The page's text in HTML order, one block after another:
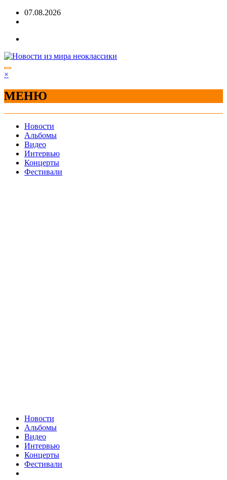
Перейти07.08.2026
×
МЕНЮ
Новости
Альбомы
Видео
Интервью
Концерты
Фестивали
Новости
Альбомы
Видео
Интервью
Концерты
Фестивали